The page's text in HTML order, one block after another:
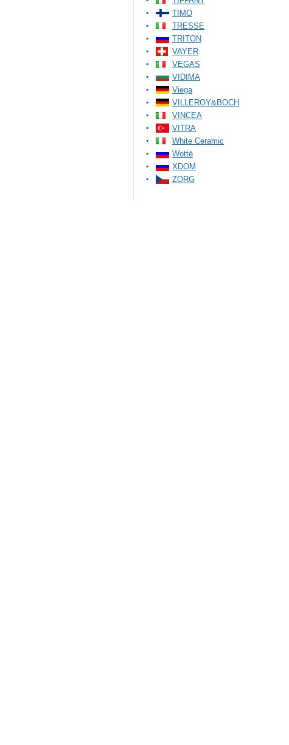
TIMO
TRESSE
TRITON
VAYER
VEGAS
VIDIMA
Viega
VILLEROY&BOCH
VINCEA
VITRA
White Ceramic
Wottē
XDOM
ZORG